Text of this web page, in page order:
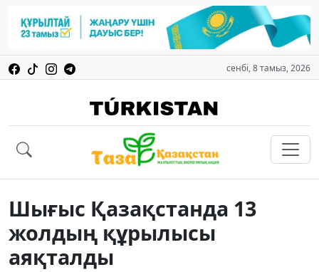
сенбі, 8 тамыз, 2026
Шығыс Қазақстанда 13
жолдың құрылысы
аяқталды